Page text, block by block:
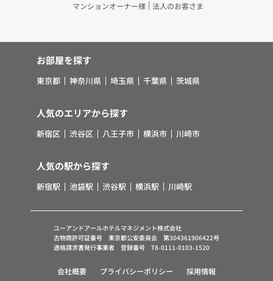
マンションオーナー様 法人のお客さま
お部屋を探す
東京都 神奈川県 埼玉県 千葉県 茨城県
人気のエリアから探す
新宿区 渋谷区 八王子市 横浜市 川崎市
人気の駅から探す
新宿駅 池袋駅 渋谷駅 横浜駅 川崎駅
ユーアンドアールホテルマネジメント株式会社
古物商許可証番号 東京都公安委員会 第304361906422号
適格請求書発行事業者 登録番号 T8-0111-0103-1520
会社概要 プライバシーポリシー
採用情報